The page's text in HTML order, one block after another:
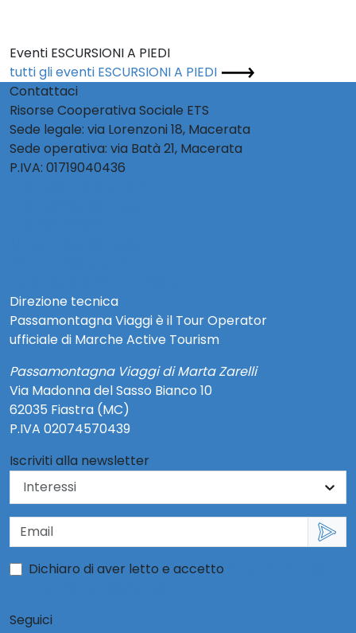
Eventi ESCURSIONI A PIEDI
tutti gli eventi ESCURSIONI A PIEDI
Contattaci
Risorse Cooperativa Sociale ETS
Sede legale: via Lorenzoni 18, Macerata
Sede operativa: via Batà 21, Macerata
P.IVA: 01719040436
Direzione tecnica
Passamontagna Viaggi è il Tour Operator
ufficiale di Marche Active Tourism
Passamontagna Viaggi di Marta Zarelli
Via Madonna del Sasso Bianco 10
62035 Fiastra (MC)
P.IVA 02074570439
Iscriviti alla newsletter
Dichiaro di aver letto e accetto
Seguici